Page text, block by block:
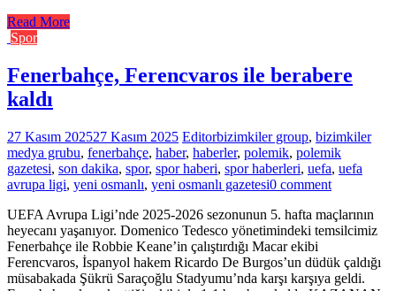
Read More
Spor
Fenerbahçe, Ferencvaros ile berabere
kaldı
27 Kasım 202527 Kasım 2025 Editorbizimkiler group, bizimkiler
medya grubu, fenerbahçe, haber, haberler, polemik, polemik
gazetesi, son dakika, spor, spor haberi, spor haberleri, uefa, uefa
avrupa ligi, yeni osmanlı, yeni osmanlı gazetesi0 comment
UEFA Avrupa Ligi’nde 2025-2026 sezonunun 5. hafta maçlarının
heyecanı yaşanıyor. Domenico Tedesco yönetimindeki temsilcimiz
Fenerbahçe ile Robbie Keane’in çalıştırdığı Macar ekibi
Ferencvaros, İspanyol hakem Ricardo De Burgos’un düdük çaldığı
müsabakada Şükrü Saraçoğlu Stadyumu’nda karşı karşıya geldi.